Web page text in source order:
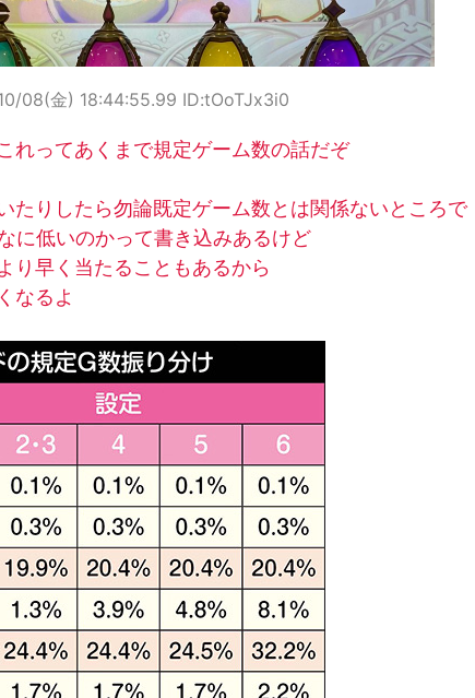
08(金) 18:44:55.99 ID:tOoTJx3i0
れってあくまで規定ゲーム数の話だぞ
たりしたら勿論既定ゲーム数とは関係ないところで
に低いのかって書き込みあるけど
り早く当たることもあるから
なるよ